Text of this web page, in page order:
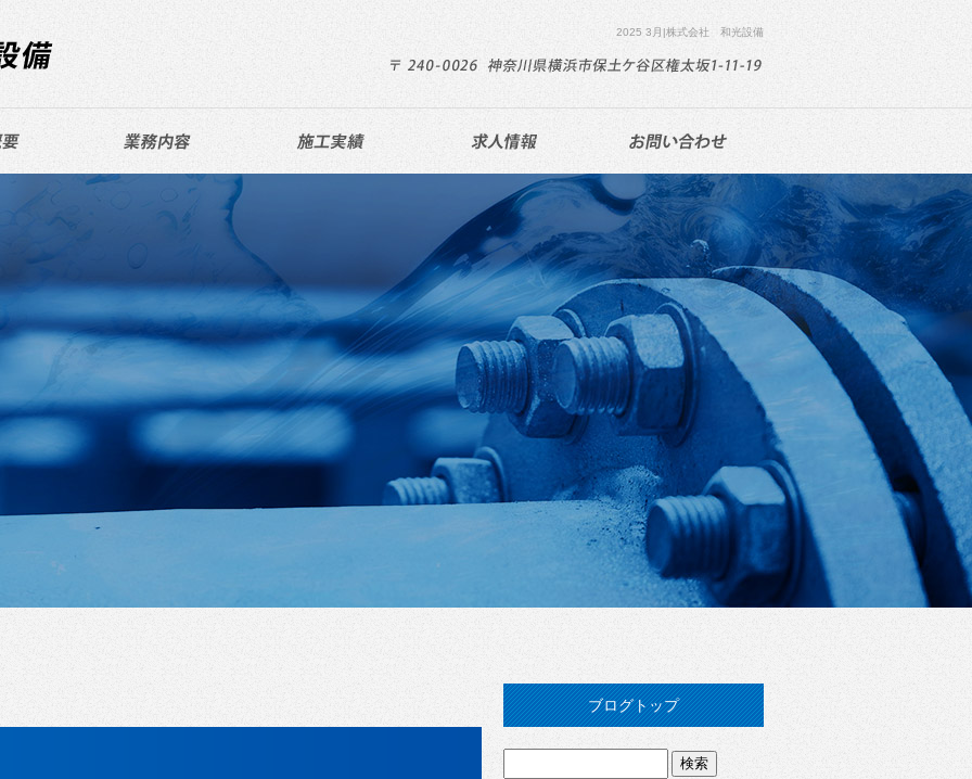
2025 3月|株式会社 和光設備
ブログトップ